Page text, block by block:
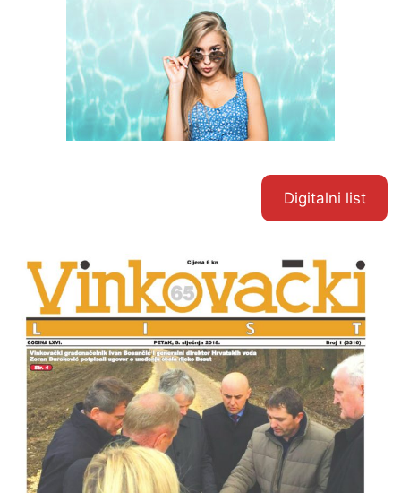
Digitalni list